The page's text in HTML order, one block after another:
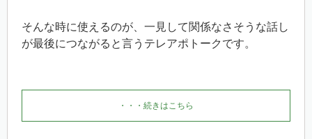
そんな時に使えるのが、一見して関係なさそうな話し
が最後につながると言うテレアポトークです。
・・・続きはこちら